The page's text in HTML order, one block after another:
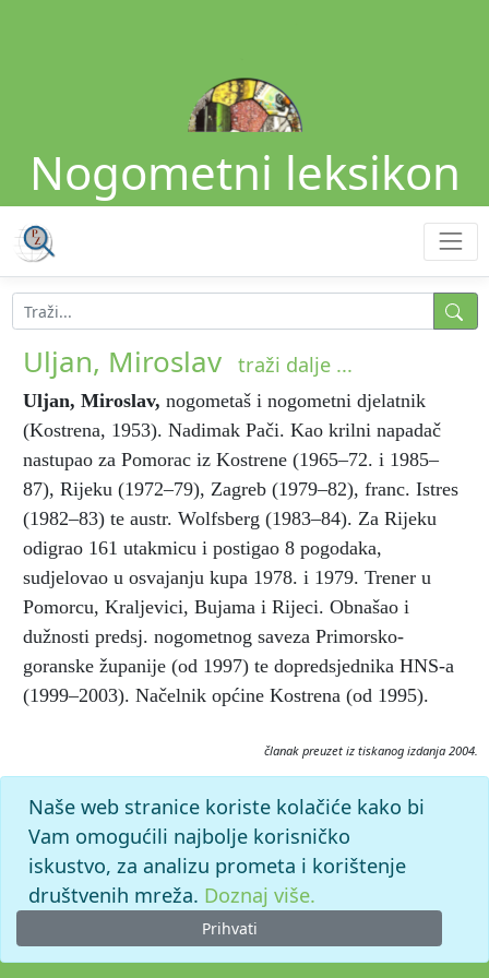
Nogometni leksikon
Uljan, Miroslav traži dalje ...
Uljan, Miroslav, nogometaš i nogometni djelatnik
(Kostrena, 1953). Nadimak Pači. Kao krilni napadač
nastupao za Pomorac iz Kostrene (1965–72. i 1985–
87), Rijeku (1972–79), Zagreb (1979–82), franc. Istres
(1982–83) te austr. Wolfsberg (1983–84). Za Rijeku
odigrao 161 utakmicu i postigao 8 pogodaka,
sudjelovao u osvajanju kupa 1978. i 1979. Trener u
Pomorcu, Kraljevici, Bujama i Rijeci. Obnašao i
dužnosti predsj. nogometnog saveza Primorsko-
goranske županije (od 1997) te dopredsjednika HNS-a
(1999–2003). Načelnik općine Kostrena (od 1995).
članak preuzet iz tiskanog izdanja 2004.
Uljan, Miroslav.Nogometni leksikon (2004), mrežno izdanje.
Leksikografski zavod Miroslav Krleža, 2026. Pristupljeno
8.8.2026. <https://nogomet.lzmk.hr/clanak/uljan-miroslav>.
Naše web stranice koriste kolačiće kako bi
Vam omogućili najbolje korisničko
iskustvo, za analizu prometa i korištenje
društvenih mreža. Doznaj više.
Prihvati
© 2026. -Leksikografski zavodMiroslav Krleža